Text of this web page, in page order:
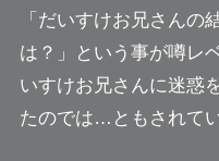
「だいすけお兄さんの
は？」という事が噂レ
いすけお兄さんに迷惑
たのでは…ともされてい